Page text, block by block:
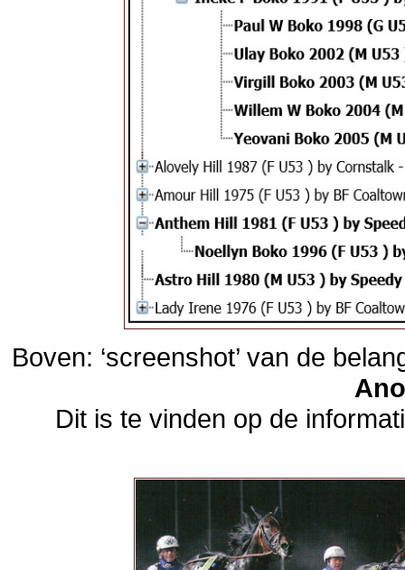
Boven: ‘screenshot’ van de
Dit is te vinden op de